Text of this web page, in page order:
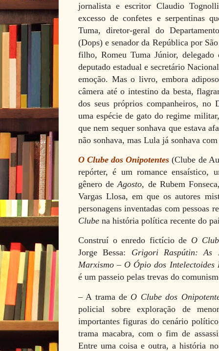
jornalista e escritor Claudio
excesso de confetes e serpentinas
Tuma, diretor-geral do
(Dops) e senador da República por
filho, Romeu Tuma Júnior,
deputado estadual e secretário
emoção. Mas o livro, embora
câmera até o intestino da besta,
dos seus próprios companheiros, no
uma espécie de gato do regime
que nem sequer sonhava que estava
não sonhava, mas Lula já sonhava
O Clube dos Onipotentes (Clube de
repórter, é um romance ensaístico,
gênero deAgosto, de Rubem
Vargas Llosa, em que os autores
personagens inventadas com pessoas
Clube na história política recente do
Construí o enredo fictício de O
Jorge Bessa: Grigori Raspútin:
Marxismo – O Ópio dos Intelectoides
é um passeio pelas trevas do
– A trama de O Clube dos
policial sobre exploração de
importantes figuras do cenário
trama macabra, com o fim de
Entre uma coisa e outra, a história